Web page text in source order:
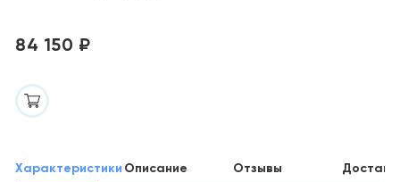
84 150 ₽
Характеристики Описание Отзывы